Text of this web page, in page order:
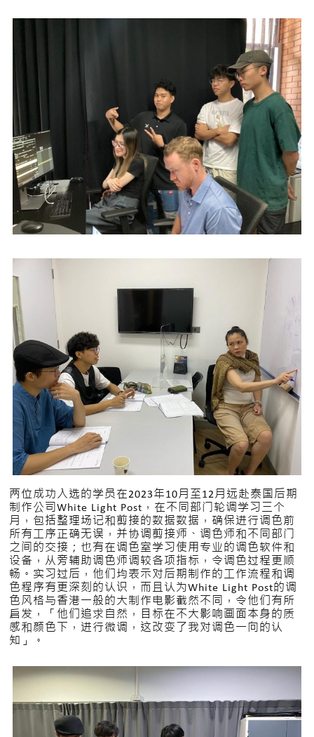
两位成功入选的学员在2023年10月至12月远赴泰国后期
制作公司White Light Post，在不同部门轮调学习三个
月，包括整理场记和剪接的数据数据，确保进行调色前
所有工序正确无误，并协调剪接师、调色师和不同部门
之间的交接；也有在调色室学习使用专业的调色软件和
设备，从旁辅助调色师调较各项指标，令调色过程更顺
畅。实习过后，他们均表示对后期制作的工作流程和调
色程序有更深刻的认识，而且认为White Light Post的调
色风格与香港一般的大制作电影截然不同，令他们有所
启发，「他们追求自然，目标在不大影响画面本身的质
感和颜色下，进行微调，这改变了我对调色一向的认
知」。